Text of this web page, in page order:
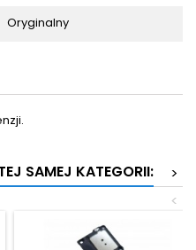
Oryginalny
SAMEJ KATEGORII:
>
<